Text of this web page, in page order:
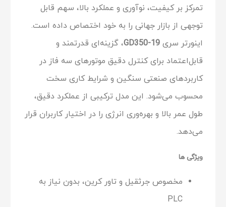
تمرکز بر کیفیت، نوآوری و عملکرد بالا، سهم قابل
توجهی از بازار جهانی را به خود اختصاص داده است.
اینورتر سری GD350-19، گزینه‌ای قدرتمند و
قابل‌اعتماد برای کنترل دقیق موتورهای سه فاز در
کاربردهای صنعتی سنگین و شرایط کاری سخت
محسوب می‌شود. این مدل ترکیبی از عملکرد دقیق،
طول عمر بالا و بهره‌وری انرژی را در اختیار کاربران قرار
می‌دهد.
ویژگی ها
مخصوص جرثقیل و تاور کرین، بدون نیاز به
PLC